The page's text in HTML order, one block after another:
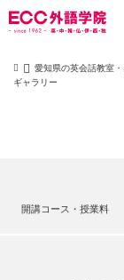
愛知県の英会話教室
ギャラリー
開講コース・授業料